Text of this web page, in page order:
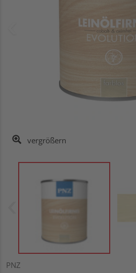
vergrößern
PNZ